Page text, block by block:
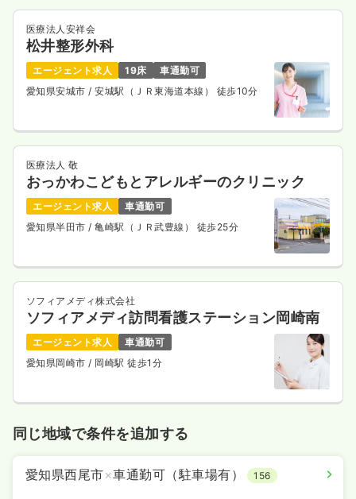
医療法人安祥会
松井整形外科
エージェント求人 19床
車通勤可
愛知県安城市 / 安城駅（ＪＲ東海道本線） 徒歩10分
医療法人 敬
おっかわこどもとアレルギーのクリニック
エージェント求人
車通勤可
愛知県半田市 / 亀崎駅（ＪＲ武豊線） 徒歩25分
ソフィアメディ株式会社
ソフィアメディ訪問看護ステーション岡崎南
エージェント求人
車通勤可
愛知県岡崎市 / 岡崎駅 徒歩1分
同じ地域で条件を追加する
愛知県西尾市×車通勤可（駐車場有） 156